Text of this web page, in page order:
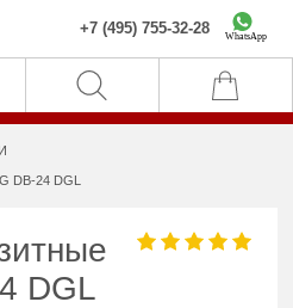
+7 (495) 755-32-28 WhatsApp
24 DGL
DGL